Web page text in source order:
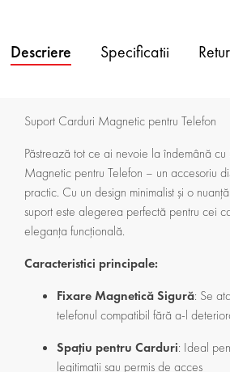
Descriere Specificatii
Suport Carduri Magnetic pentru Telefon
Păstrează tot ce ai nevoie la îndemână
Magnetic pentru Telefon – un accesoriu
practic. Cu un design minimalist și o
suport este alegerea perfectă pentru cei
eleganța funcțională.
Caracteristici principale:
Fixare Magnetică Sigură: Se
telefonul compatibil fără a-l
Spațiu pentru Carduri: Ideal
legitimații sau permis de acces